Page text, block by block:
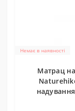
Немає в наявності
Матрац